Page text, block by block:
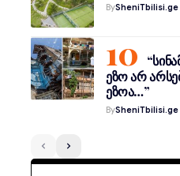
BySheniTbilisi.ge
ეზო არ
ეზოა…”
BySheniTbilisi.ge